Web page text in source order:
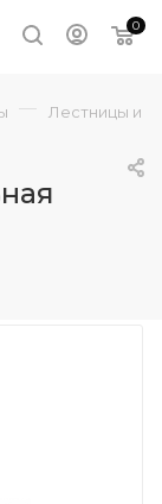
0
— Лестницы и